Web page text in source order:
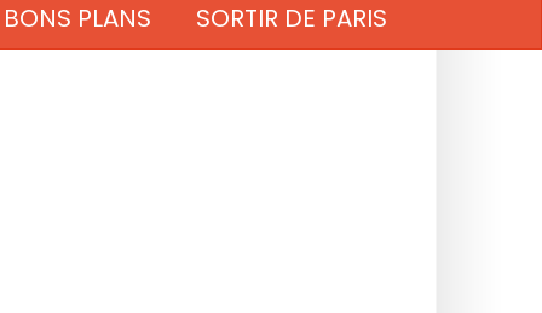
BONS PLANS SORTIR DE PARIS